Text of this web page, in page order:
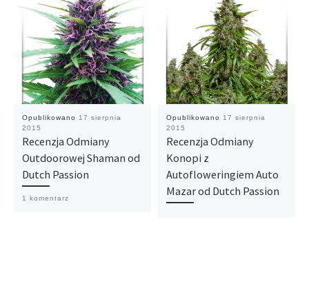
Opublikowano
17 sierpnia
2015
Recenzja Odmiany
Outdoorowej Shaman od
Dutch Passion
1 komentarz
Opublikowano
17 sierpnia
2015
Recenzja Odmiany
Konopi z
Autofloweringiem Auto
Mazar od Dutch Passion